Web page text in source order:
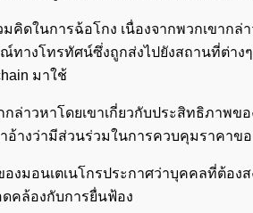
ดในการฉ้อโกง เนื่องจากพวกเขากล่า
างโทรทัศน์ซึ่งถูกส่งไปยังสถานที่ต่างๆ
มาใช้
าวหาโดยเขาเกี่ยวกับประสิทธิภาพขอ
อ้างว่ามีส่วนร่วมในการควบคุมราคาขอ
มอนเตเนโกรประกาศว่าบุคคลที่ต้องส
คล้องกับการยื่นฟ้อง